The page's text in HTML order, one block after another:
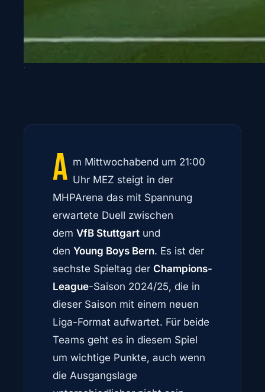
A m Mittwochabend um 21:00
Uhr MEZ steigt in der
MHPArena das mit Spannung
erwartete Duell zwischen
dem VfB Stuttgart und
den Young Boys Bern. Es ist der
sechste Spieltag der Champions-
League-Saison 2024/25, die in
dieser Saison mit einem neuen
Liga-Format aufwartet. Für beide
Teams geht es in diesem Spiel
um wichtige Punkte, auch wenn
die Ausgangslage